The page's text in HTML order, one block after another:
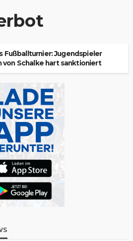
Fußballturnier: Jugendspieler
von Schalke hart sanktioniert